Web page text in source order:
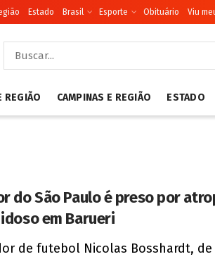
Estado Brasil Esporte Obituário Viu
REGIÃO CAMPINAS E REGIÃO ESTADO
do São Paulo é preso por
em Barueri
de futebol Nicolas Bosshardt, de